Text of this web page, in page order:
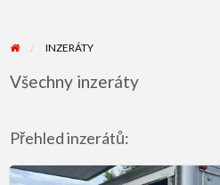
INZERÁTY
Všechny inzeráty
Přehled inzerátů: